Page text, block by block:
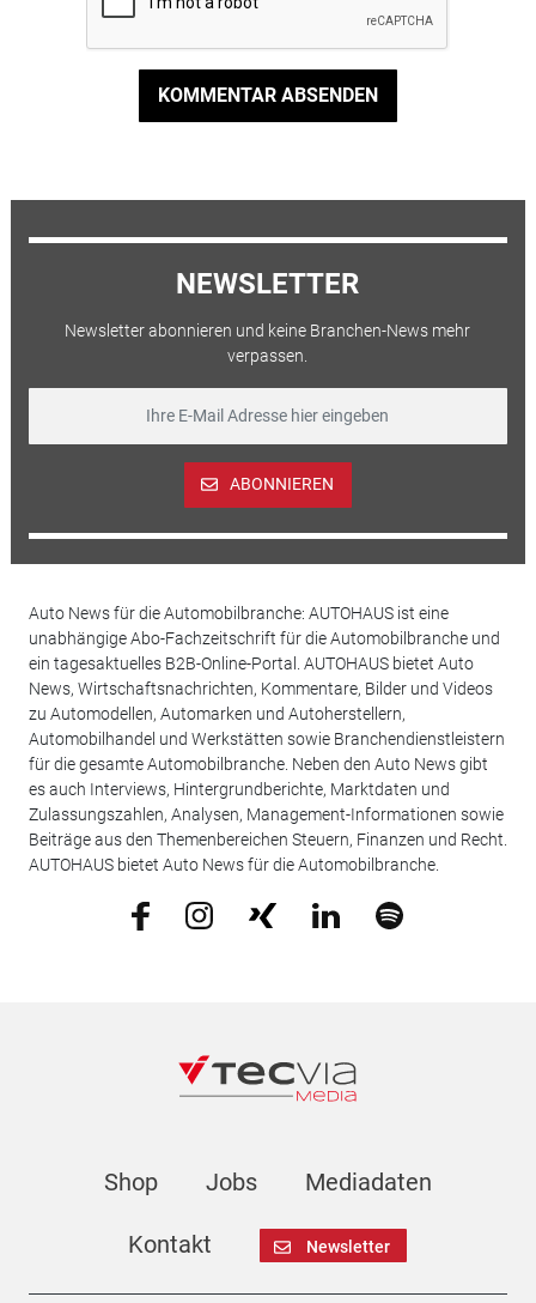
KOMMENTAR ABSENDEN
NEWSLETTER
Newsletter abonnieren und keine Branchen-News mehr
verpassen.
ABONNIEREN
Auto News für die Automobilbranche: AUTOHAUS ist eine
unabhängige Abo-Fachzeitschrift für die Automobilbranche und
ein tagesaktuelles B2B-Online-Portal. AUTOHAUS bietet Auto
News, Wirtschaftsnachrichten, Kommentare, Bilder und Videos
zu Automodellen, Automarken und Autoherstellern,
Automobilhandel und Werkstätten sowie Branchendienstleistern
für die gesamte Automobilbranche. Neben den Auto News gibt
es auch Interviews, Hintergrundberichte, Marktdaten und
Zulassungszahlen, Analysen, Management-Informationen sowie
Beiträge aus den Themenbereichen Steuern, Finanzen und Recht.
AUTOHAUS bietet Auto News für die Automobilbranche.
Shop Jobs Mediadaten
Kontakt Newsletter